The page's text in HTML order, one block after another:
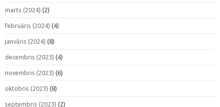
marts (2024) (2)
februāris (2024) (4)
janvāris (2024) (8)
decembris (2023) (4)
novembris (2023) (6)
oktobris (2023) (8)
septembris (2023) (2)